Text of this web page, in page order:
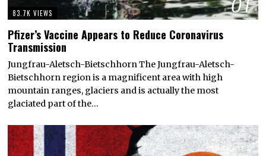
01
83.7K VIEWS
Pfizer’s Vaccine Appears to Reduce Coronavirus
Transmission
Jungfrau-Aletsch-Bietschhorn The Jungfrau-Aletsch-
Bietschhorn region is a magnificent area with high
mountain ranges, glaciers and is actually the most
glaciated part of the…